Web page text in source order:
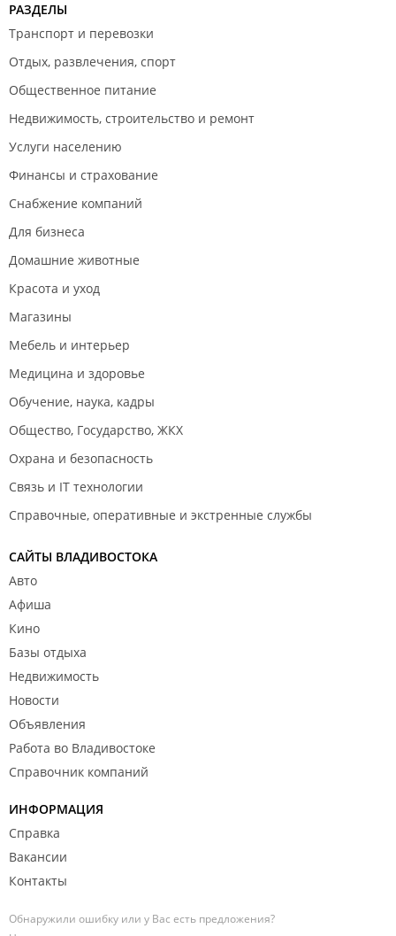
РАЗДЕЛЫ
Транспорт и перевозки
Отдых, развлечения, спорт
Общественное питание
Недвижимость, строительство и ремонт
Услуги населению
Финансы и страхование
Снабжение компаний
Для бизнеса
Домашние животные
Красота и уход
Магазины
Мебель и интерьер
Медицина и здоровье
Обучение, наука, кадры
Общество, Государство, ЖКХ
Охрана и безопасность
Связь и IT технологии
Справочные, оперативные и экстренные службы
САЙТЫ ВЛАДИВОСТОКА
Авто
Афиша
Кино
Базы отдыха
Недвижимость
Новости
Объявления
Работа во Владивостоке
Справочник компаний
ИНФОРМАЦИЯ
Справка
Вакансии
Контакты
Обнаружили ошибку или у Вас есть предложения?